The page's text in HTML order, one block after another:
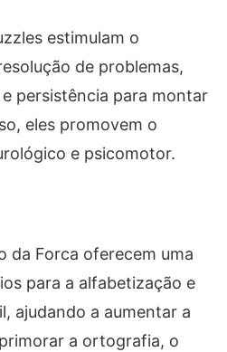
estimulam o
de problemas,
persistência para montar
eles promovem o
e psicomotor.
da Forca oferecem uma
para a alfabetização e
ajudando a aumentar a
a ortografia, o